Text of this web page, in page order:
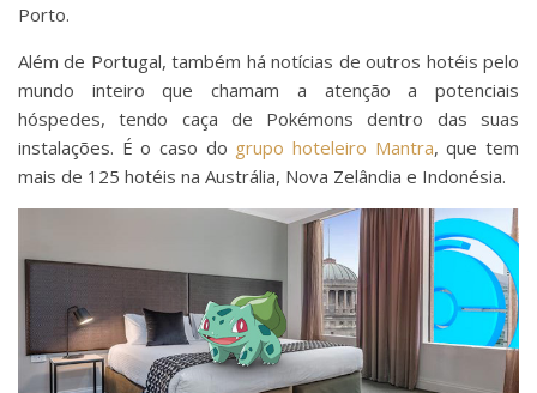
Porto.
Além de Portugal, também há notícias de outros hotéis pelo
mundo inteiro que chamam a atenção a potenciais
hóspedes, tendo caça de Pokémons dentro das suas
instalações. É o caso do grupo hoteleiro Mantra, que tem
mais de 125 hotéis na Austrália, Nova Zelândia e Indonésia.